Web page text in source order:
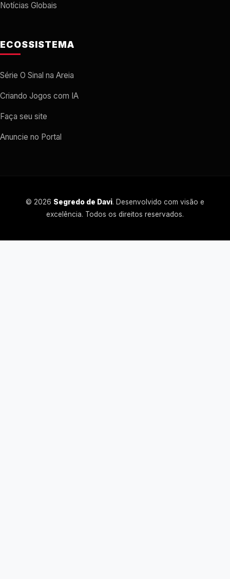
Notícias Globais
ECOSSISTEMA
Série O Sinal na Areia
Criando Jogos com IA
Faça seu site
Anuncie no Portal
© 2026 Segredo de Davi. Desenvolvido com visão e
excelência. Todos os direitos reservados.